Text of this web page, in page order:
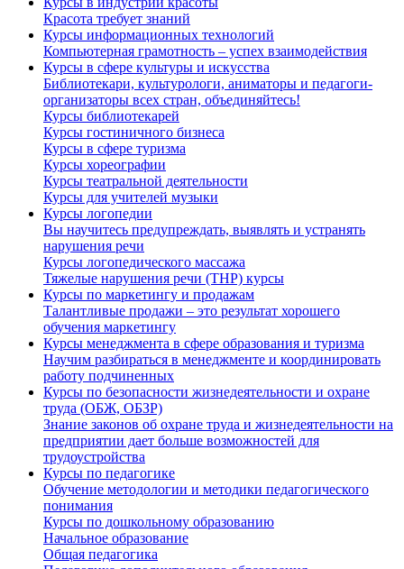
Красота требует знаний
Курсы информационных технологий
Компьютерная грамотность – успех взаимодействия
Курсы в сфере культуры и искусства
Библиотекари, культурологи, аниматоры и педагоги-
организаторы всех стран, объединяйтесь!
Курсы библиотекарей
Курсы гостиничного бизнеса
Курсы в сфере туризма
Курсы хореографии
Курсы театральной деятельности
Курсы для учителей музыки
Курсы логопедии
Вы научитесь предупреждать, выявлять и устранять
нарушения речи
Курсы логопедического массажа
Тяжелые нарушения речи (ТНР) курсы
Курсы по маркетингу и продажам
Талантливые продажи – это результат хорошего
обучения маркетингу
Курсы менеджмента в сфере образования и туризма
Научим разбираться в менеджменте и координировать
работу подчиненных
Курсы по безопасности жизнедеятельности и охране
труда (ОБЖ, ОБЗР)
Знание законов об охране труда и жизнедеятельности на
предприятии дает больше возможностей для
трудоустройства
Курсы по педагогике
Обучение методологии и методики педагогического
понимания
Курсы по дошкольному образованию
Начальное образование
Общая педагогика